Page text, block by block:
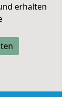
erhalten